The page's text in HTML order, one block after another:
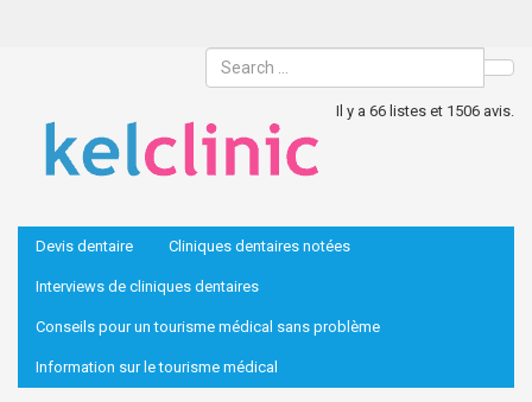
Il y a 66 listes et 1506 avis.
Devis dentaire Cliniques dentaires notées
Interviews de cliniques dentaires
Conseils pour un tourisme médical sans problème
Information sur le tourisme médical